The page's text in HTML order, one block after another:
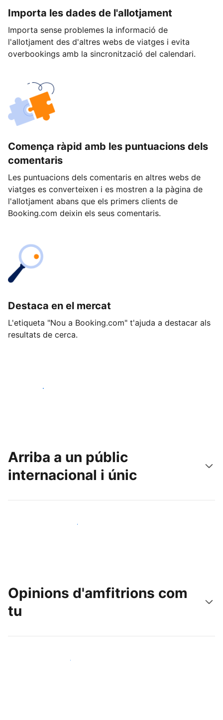
Importa les dades de l'allotjament
Importa sense problemes la informació de
l'allotjament des d'altres webs de viatges i evita
overbookings amb la sincronització del calendari.
Comença ràpid amb les puntuacions dels
comentaris
Les puntuacions dels comentaris en altres webs de
viatges es converteixen i es mostren a la pàgina de
l'allotjament abans que els primers clients de
Booking.com deixin els seus comentaris.
Destaca en el mercat
L'etiqueta "Nou a Booking.com" t'ajuda a destacar als
resultats de cerca.
Comença avui
Arriba a un públic
internacional i únic
Arriba a nous clients avui mateix
Opinions d'amfitrions com
tu
Uneix-te a amfitrions com tu